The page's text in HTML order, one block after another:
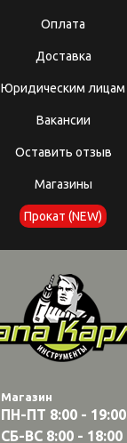
Оплата
Доставка
Юридическим лицам
Вакансии
Оставить отзыв
Магазины
Прокат (NEW)
Магазин
ПН-ПТ 8:00 - 19:00
СБ-ВС 8:00 - 18:00